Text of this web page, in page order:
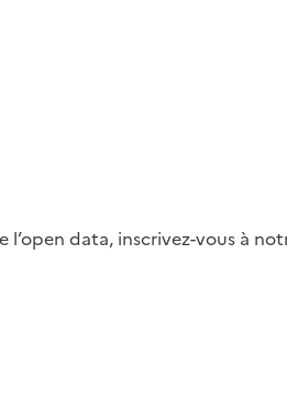
data, inscrivez-vous à